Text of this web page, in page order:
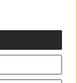
Impressum